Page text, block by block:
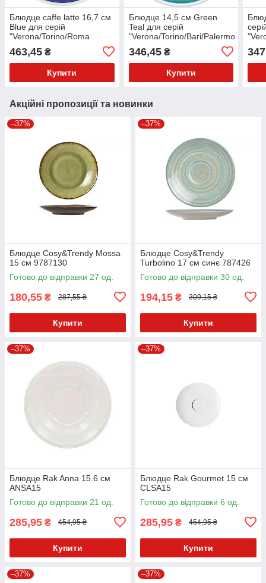
Блюдце caffe latte 16,7 см
Blue для серій
"Verona/Torino/Roma
Millecolori Hand Painted"
34421
463,45 ₴
Купити
Блюдце 14,5 см Green
Teal для серій
"Verona/Torino/Bari/Palermo
34412
346,45₴
Купити
Акційні пропозиції та новинки
–37%
Блюдце Cosy&Trendy Mossa
15 см 9787130
Готово до відправки 27 од.
180,55 ₴ 287,55 ₴
Купити
–37%
Блюдце Cosy&Trendy
Turbolino 17 см синє 787426
Готово до відправки 30 од.
194,15 ₴ 309,15 ₴
Купити
–37%
Блюдце Rak Anna 15.6 см
ANSA15
Готово до відправки 21 од.
285,95 ₴ 454,95 ₴
Купити
–37%
Блюдце Rak Gourmet 15 см
CLSA15
Готово до відправки 6 од.
285,95 ₴ 454,95 ₴
Купити
–37% –37%